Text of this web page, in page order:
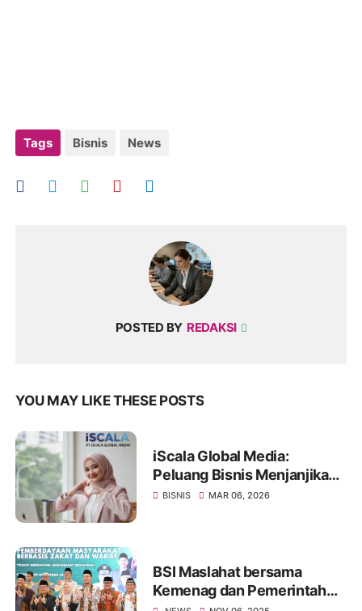
Tags Bisnis News
POSTED BY REDAKSI
YOU MAY LIKE THESE POSTS
iScala Global Media:
Peluang Bisnis Menjanjikan
di Era Digital
BISNIS MAR 06, 2026
BSI Maslahat bersama
Kemenag dan Pemerintah